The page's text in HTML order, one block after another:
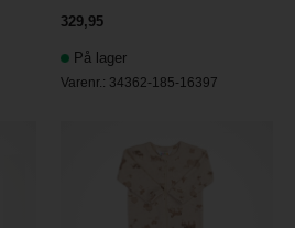
329,95
På lager
Varenr.: 34362-185-16397